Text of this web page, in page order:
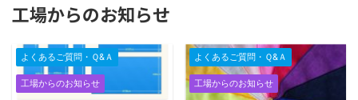
工場からのお知らせ
よくあるご質問・Ｑ&Ａ
工場からのお知らせ
よくあるご質問・Ｑ&Ａ
工場からのお知らせ